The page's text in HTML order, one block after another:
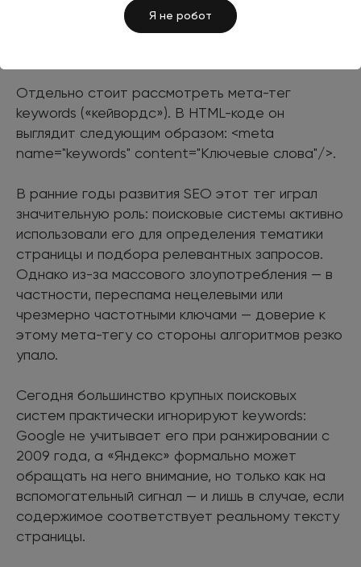
Я не робот
каждые 2–3 слова.
Отдельно стоит рассмотреть мета-тег
keywords («кейвордс»). В HTML-коде он
выглядит следующим образом: <meta
name="keywords" content="Ключевые слова"/>.
В ранние годы развития SEO этот тег играл
значительную роль: поисковые системы активно
использовали его для определения тематики
страницы и подбора релевантных запросов.
Однако из-за массового злоупотребления — в
частности, переспама нецелевыми или
чрезмерно частотными ключами — доверие к
этому мета-тегу со стороны алгоритмов резко
упало.
Сегодня большинство крупных поисковых
систем практически игнорируют keywords:
Google не учитывает его при ранжировании с
2009 года, а «Яндекс» формально может
обращать на него внимание, но только как на
вспомогательный сигнал — и лишь в случае, если
содержимое соответствует реальному тексту
страницы.